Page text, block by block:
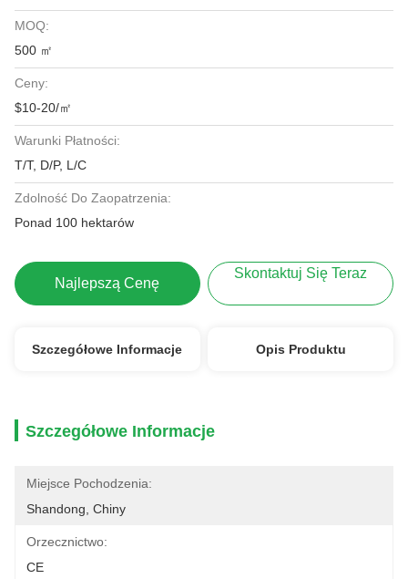
MOQ:
500 ㎡
Ceny:
$10-20/㎡
Warunki Płatności:
T/T, D/P, L/C
Zdolność Do Zaopatrzenia:
Ponad 100 hektarów
Najlepszą Cenę
Skontaktuj Się Teraz
Szczegółowe Informacje Opis Produktu
Szczegółowe Informacje
Miejsce Pochodzenia:
Shandong, Chiny
Orzecznictwo:
CE